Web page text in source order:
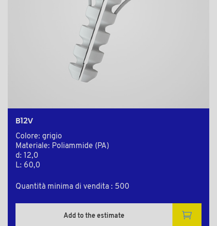
B12V
Colore: grigio
Materiale: Poliammide (PA)
d: 12,0
L: 60,0
Quantità minima di vendita : 500
Add to the estimate